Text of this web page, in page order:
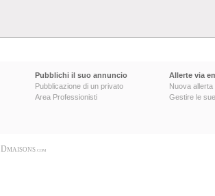
Pubblichi il suo annuncio
Pubblicazione di un privato
Area Professionisti
Allerte via
Nuova allerta
Gestire le
DMAISONS .COM